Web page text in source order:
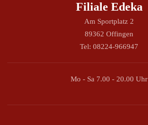
Filiale Edeka
Am Sportplatz 2
89362 Offingen
Tel: 08224-966947
Mo - Sa 7.00 - 20.00 Uhr